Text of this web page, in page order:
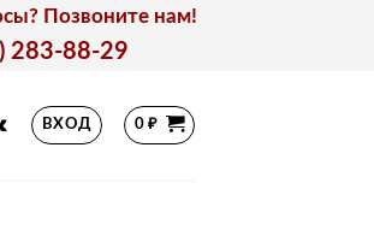
Позвоните нам!
283-88-29
ВХОД 0₽